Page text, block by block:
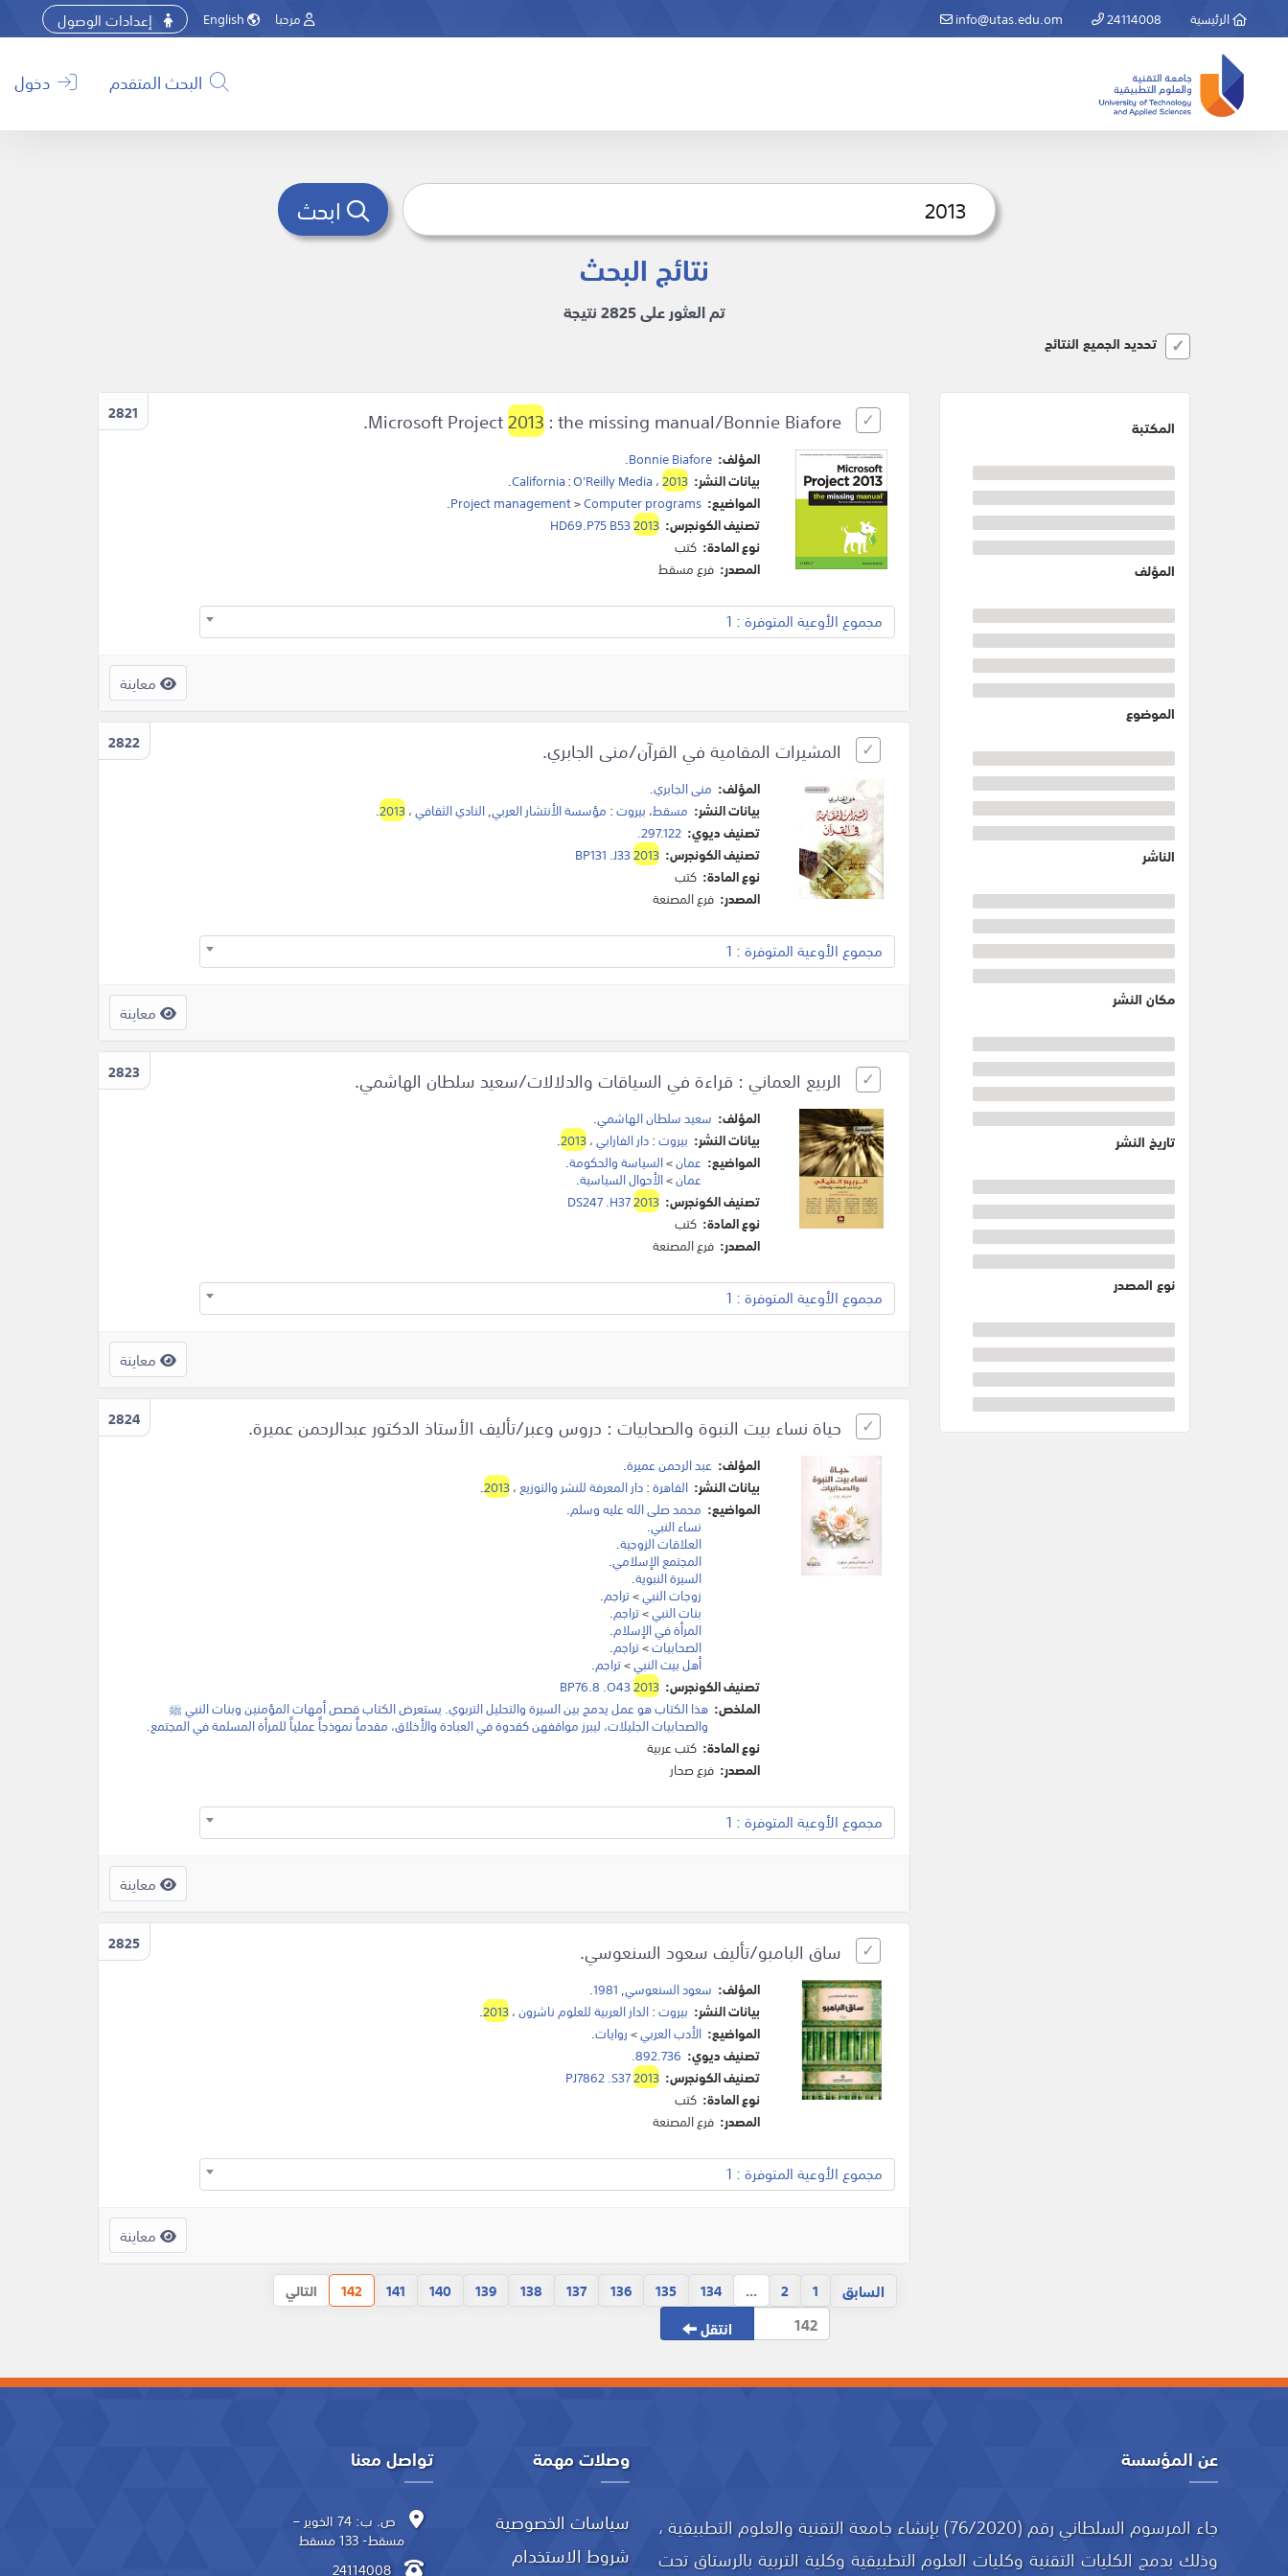
الرئيسية 24114008
info@utas.edu.om إعدادات الوصول مرحبا
البحث المتقدم دخول
نتائج البحث
تم العثور على 2825 نتيجة
تحديد الجميع النتائج
المكتبة
المؤلف
الموضوع
الناشر
مكان النشر
تاريخ النشر
نوع المصدر
2821 Microsoft Project
2013: the missing manual/Bonnie Biafore.
المؤلف: Bonnie Biafore
.
بيانات النشر:
California:O'Reilly Media،2013
.
المواضيع:
Project management>Computer programs
.
تصنيف الكونجرس:
HD69.P75 B532013
نوع المادة: كتب
المصدر: فرع مسقط
مجموع الأوعية المتوفرة : 1
معاينة
2822 المشيرات المقامية في القرآن/منى الجابري.
المؤلف: منى الجابري.
بيانات النشر: مسقط، بيروت: مؤسسة الأنتشار العربي,النادي الثقافي،2013
.
تصنيف ديوي: 297.122.
تصنيف الكونجرس:
BP131 .J332013
نوع المادة: كتب
المصدر: فرع المصنعة
مجموع الأوعية المتوفرة : 1
معاينة
2823 الربيع العماني : قراءة في السياقات والدلالات/سعيد سلطان الهاشمي.
المؤلف: سعيد سلطان الهاشمي.
بيانات النشر: بيروت:دار الفارابي،2013
.
المواضيع: عمان>السياسة والحكومة.
عمان>الأحوال السياسية.
تصنيف الكونجرس:
DS247 .H372013
نوع المادة: كتب
المصدر: فرع المصنعة
مجموع الأوعية المتوفرة : 1
معاينة
2824 حياة نساء بيت النبوة والصحابيات : دروس وعبر/تأليف الأستاذ الدكتور عبدالرحمن عميرة.
المؤلف: عبد الرحمن عميرة.
بيانات النشر: القاهرة:دار المعرفة للنشر والتوزيع،2013
.
المواضيع: محمد صلى الله عليه وسلم.
نساء النبي.
العلاقات الزوجية.
المجتمع الإسلامي.
السيرة النبوية.
زوجات النبي>تراجم.
بنات النبي>تراجم.
المرأة في الإسلام.
الصحابيات>تراجم.
أهل بيت النبي>تراجم.
تصنيف الكونجرس:
BP76.8 .O432013
الملخص: هذا الكتاب هو عمل يدمج بين السيرة والتحليل التربوي. يستعرض الكتاب قصص أمهات المؤمنين وبنات النبي ﷺ
والصحابيات الجليلات، ليبرز مواقفهن كقدوة في العبادة والأخلاق، مقدماً نموذجاً عملياً للمرأة المسلمة في المجتمع.
نوع المادة: كتب عربية
المصدر: فرع صحار
مجموع الأوعية المتوفرة : 1
معاينة
2825 ساق البامبو/تأليف سعود السنعوسي.
المؤلف: سعود السنعوسي,
.
بيانات النشر: بيروت:الدار العربية للعلوم ناشرون،2013
.
المواضيع: الأدب العربي>روايات.
تصنيف ديوي: 892.736.
تصنيف الكونجرس:
PJ7862 .S372013
نوع المادة: كتب
المصدر: فرع المصنعة
مجموع الأوعية المتوفرة : 1
معاينة
السابق 1
2
...
134
135
136
137
138
139
140
141
142 التالي
انتقل
عن المؤسسة
جاء المرسوم السلطاني رقم (76/2020) بإنشاء جامعة التقنية والعلوم التطبيقية ،
وذلك بدمج الكليات التقنية وكليات العلوم التطبيقية وكلية التربية بالرستاق تحت
وصلات مهمة
سياسات الخصوصية
شروط الاستخدام
تواصل معنا
ص. ب: 74 الخوير –
مسقط- 133 مسقط
24114008